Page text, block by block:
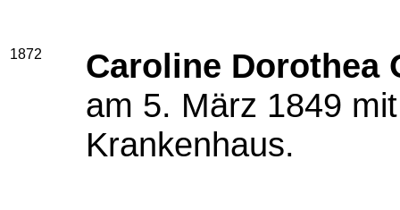
1872
Caroline Dorothea
am 5. März 1849
Krankenhaus.